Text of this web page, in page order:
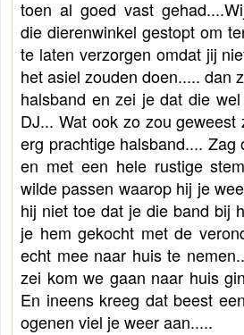
toen al goed vast gehad....
die dierenwinkel gestopt om
te laten verzorgen omdat jij
het asiel zouden doen..... dan
halsband en zei je dat die
DJ... Wat ook zo zou
erg prachtige halsband.... Zag
en met een hele rustige
wilde passen waarop hij je
hij niet toe dat je die band bij
je hem gekocht metde
echt mee naar huis te
zei kom we gaan naar huis
En ineens kreeg dat beest
ogenen viel je weer aan.....